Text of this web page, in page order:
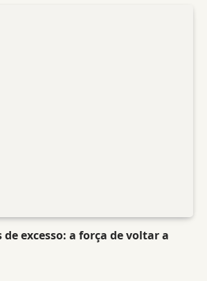
de excesso: a força de voltar a